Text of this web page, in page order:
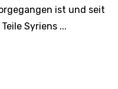
ist und seit
Syriens ...